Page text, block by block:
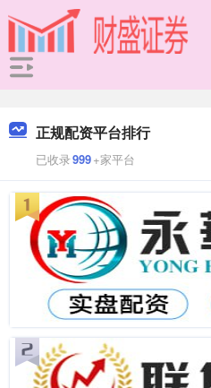
正规配资平台排行
已收录999+家平台